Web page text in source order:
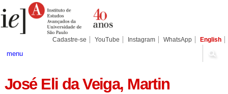
para
conteúdo.
Pessoais
Cadastre-se YouTube Instagram WhatsApp English
menu
José Eli da Veiga, Martin